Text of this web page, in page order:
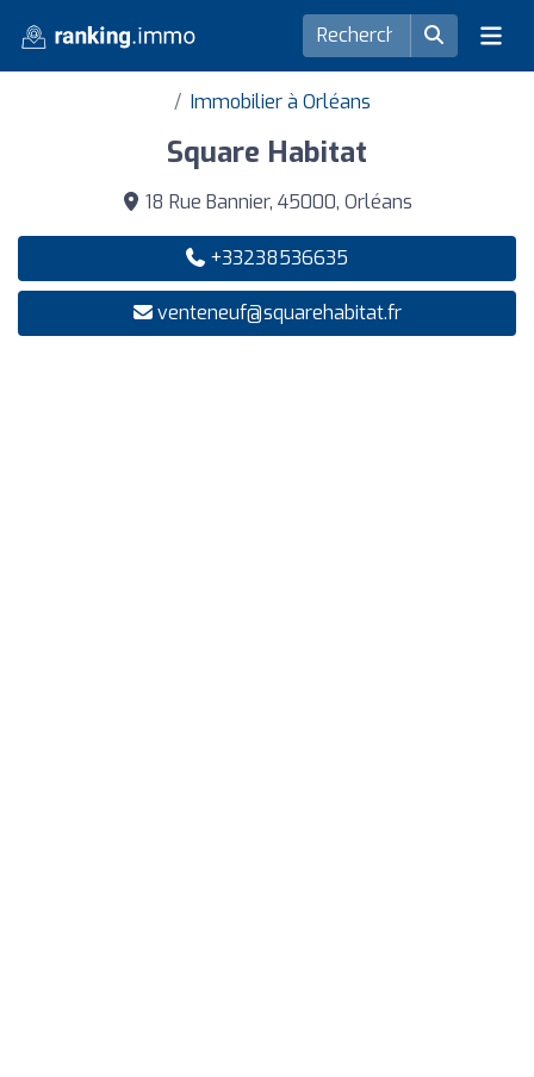
Immobilier à Orléans
Square Habitat
18 Rue Bannier, 45000, Orléans
+33238536635
venteneuf@squarehabitat.fr